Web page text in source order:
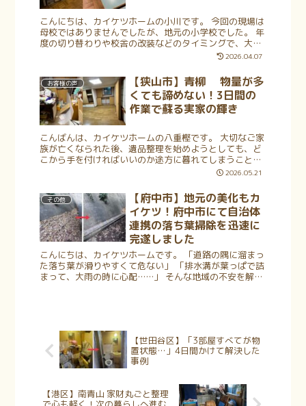
こんにちは、カイケツホームの小川です。 今回の現場は
母校ではありませんでしたが、地元の小学校でした。 年
度の切り替わりや校舎の改装などのタイミングで、大量
の備品を整理・移動しなければならない場面があります
2026.04.07
お客様の声
【狭山市】青柳 物量が多
くても諦めない！3日間の
作業で蘇る実家の輝き
こんばんは、カイケツホームの八重樫です。 大切なご家
族が亡くなられた後、遺品整理を始めようとしても、ど
こから手を付ければいいのか途方に暮れてしまうことは
ありませんか？「思い出が多すぎて手が止まってしま
2026.05.21
その他
【府中市】地元の美化もカ
イケツ！府中市にて自治体
連携の落ち葉掃除を迅速に
完遂しました
こんにちは、カイケツホームです。 「道路の隅に溜まっ
た落ち葉が滑りやすくて危ない」 「排水溝が葉っぱで詰
まって、大雨の時に心配……」 そんな地域の不安を解消
【世田谷区】「3部屋すべてが物
置状態…」4日間かけて解決した
事例
【港区】南青山 家財丸ごと整理